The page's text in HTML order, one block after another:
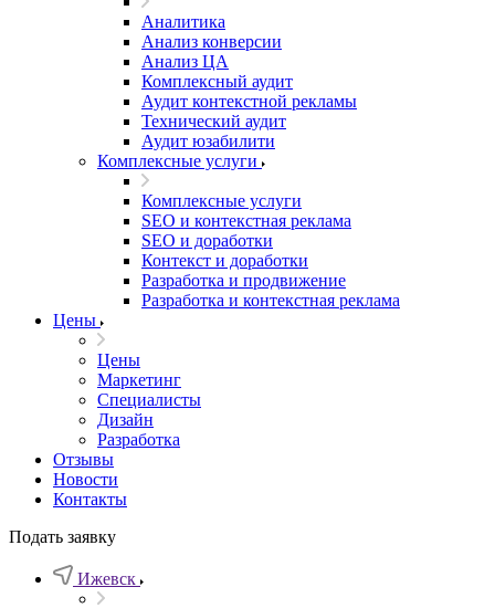
Аналитика
Анализ конверсии
Анализ ЦА
Комплексный аудит
Аудит контекстной рекламы
Технический аудит
Аудит юзабилити
Комплексные услуги
Комплексные услуги
SEO и контекстная реклама
SEO и доработки
Контекст и доработки
Разработка и продвижение
Разработка и контекстная реклама
Цены
Цены
Маркетинг
Специалисты
Дизайн
Разработка
Отзывы
Новости
Контакты
Подать заявку
Ижевск